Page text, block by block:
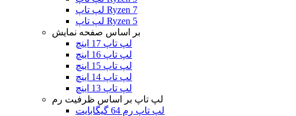
لپ تاپ Ryzen 7
لپ تاپ Ryzen 5
بر اساس صفحه نمایش
لپ تاپ 17 اینچ
لپ تاپ 16 اینچ
لپ تاپ 15 اینچ
لپ تاپ 14 اینچ
لپ تاپ 13 اینچ
لپ تاپ بر اساس ظرفیت رم
لپ تاپ رم 64 گیگابایت